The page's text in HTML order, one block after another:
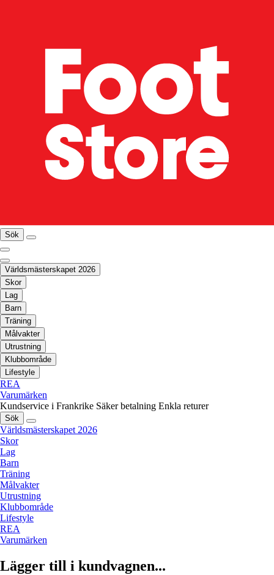
Sök
Världsmästerskapet 2026
Skor
Lag
Barn
Träning
Målvakter
Utrustning
Klubbområde
Lifestyle
REA
Varumärken
Kundservice i Frankrike Säker betalning Enkla returer
Sök
Världsmästerskapet 2026
Skor
Lag
Barn
Träning
Målvakter
Utrustning
Klubbområde
Lifestyle
REA
Varumärken
Lägger till i kundvagnen...